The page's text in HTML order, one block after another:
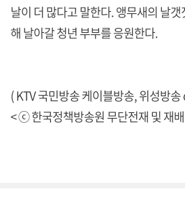
날이 더 많다고 말한다. 앵무새의 날
해 날아갈 청년 부부를 응원한다.
( KTV 국민방송 케이블방송, 위성방송
< ⓒ 한국정책방송원 무단전재 및 재